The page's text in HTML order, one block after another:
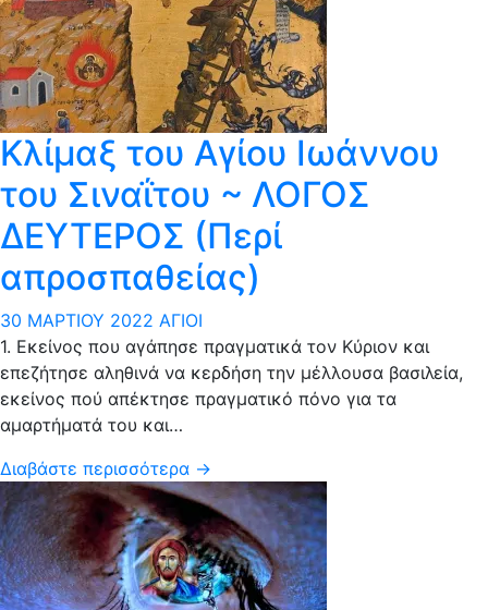
Κλίμαξ του Αγίου Ιωάννου
του Σιναΐτου ~ ΛΟΓΟΣ
ΔΕΥΤΕΡΟΣ (Περί
απροσπαθείας)
30 ΜΑΡΤΊΟΥ 2022 ΆΓΙΟΙ
1. Εκείνος που αγάπησε πραγματικά τον Κύριον και
επεζήτησε αληθινά να κερδήση την μέλλουσα βασιλεία,
εκείνος πού απέκτησε πραγματικό πόνο για τα
αμαρτήματά του και…
Διαβάστε περισσότερα →